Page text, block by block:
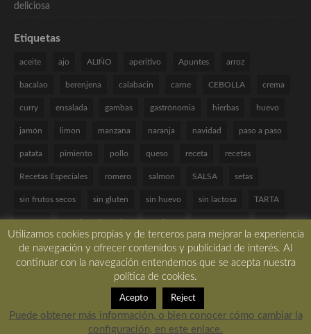
Etiquetas
aceite ajo ALIÑO aperitivo Apuntes arroz
bacalao berenjena calabacin carne CEBOLLA crema
curry ensalada gambas gastrónomia hierbas huevo
jamón limon manzana naranja navidad paso a paso
patata pimiento pollo queso receta recetas
Recetas Especiales romero salmon SALSA setas
sin frutos secos sin gluten sin huevo sin lactosa TARTA
Utilizamos cookies propias y de terceros para mejorar la experiencia
de navegación y ofrecer contenidos y publicidad de interés. Al
continuar con la navegación entendemos que se acepta nuestra
política de cookies.
Acepto Reject
Puede obtener más información, o bien conocer cómo cambiar la
configuración, en este enlace.